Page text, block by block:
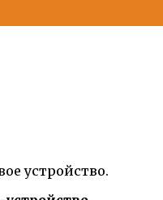
устройство.